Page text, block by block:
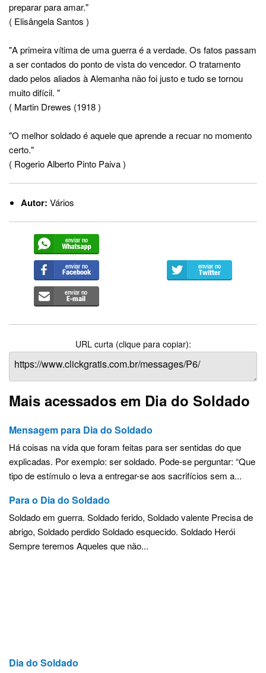
preparar para amar."
( Elisângela Santos )
"A primeira vítima de uma guerra é a verdade. Os fatos passam
a ser contados do ponto de vista do vencedor. O tratamento
dado pelos aliados à Alemanha não foi justo e tudo se tornou
muito difícil. "
( Martin Drewes (1918 )
"O melhor soldado é aquele que aprende a recuar no momento
certo."
( Rogerio Alberto Pinto Paiva )
Autor: Vários
URL curta (clique para copiar):
Mais acessados em Dia do Soldado
Mensagem para Dia do Soldado
Há coisas na vida que foram feitas para ser sentidas do que
explicadas. Por exemplo: ser soldado. Pode-se perguntar: “Que
tipo de estímulo o leva a entregar-se aos sacrifícios sem a...
Para o Dia do Soldado
Soldado em guerra. Soldado ferido, Soldado valente Precisa de
abrigo, Soldado perdido Soldado esquecido. Soldado Herói
Sempre teremos Aqueles que não...
Dia do Soldado